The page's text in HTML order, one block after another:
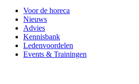
Voor de horeca
Nieuws
Advies
Kennisbank
Ledenvoordelen
Events & Trainingen